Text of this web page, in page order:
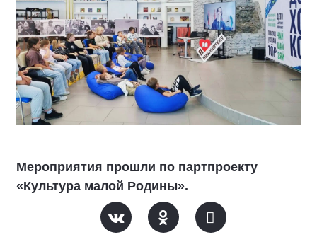
Мероприятия прошли по партпроекту
«Культура малой Родины».